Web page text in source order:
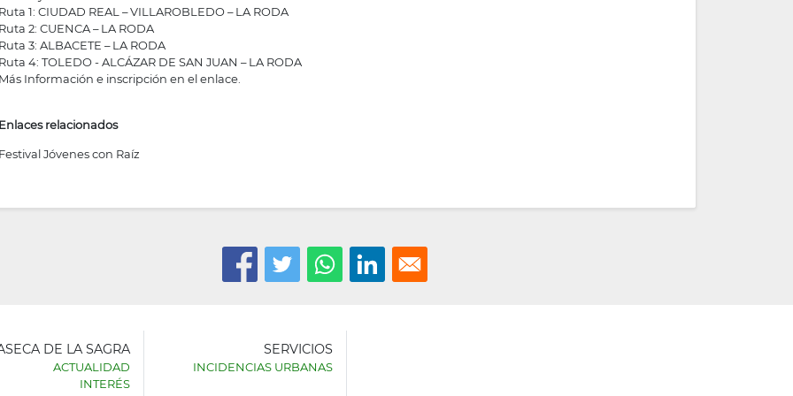
1: CIUDAD REAL – VILLAROBLEDO – LA RODA
2: CUENCA – LA RODA
3: ALBACETE – LA RODA
4: TOLEDO - ALCÁZAR DE SAN JUAN – LA RODA
Información e inscripción en el enlace.
relacionados
Jóvenes con Raíz
DE LA SAGRA
ACTUALIDAD
INTERÉS
SERVICIOS
INCIDENCIAS URBANAS